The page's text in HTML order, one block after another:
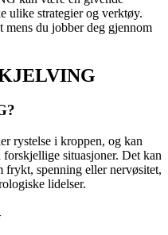
ulike strategier og verktøy.
du jobber deg gjennom
rystelse i kroppen, og kan
situasjoner. Det kan
frykt, spenning eller nervøsitet,
lidelser.